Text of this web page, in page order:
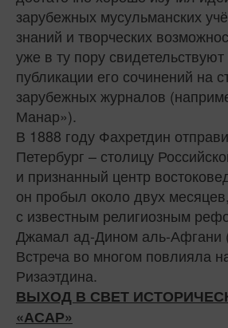
зарубежных мусульманских
знаний и творческих
уже в ту пору
публикации его сочинений на
зарубежных журналов
Манар»).
В 1888 году Фахретдин
Петербург – столицу
и признанный центр
он пробыл около двух
с известным религиозным
Джамал ад‑Дином аль-Афгани
Встреча во многом повлияла
Ризаэтдина.
ВЫХОД В СВЕТ
«АСАР»